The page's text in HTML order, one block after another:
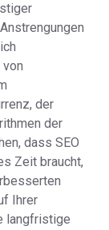
von
der
der
dass SEO
Zeit braucht,
Ihrer
langfristige